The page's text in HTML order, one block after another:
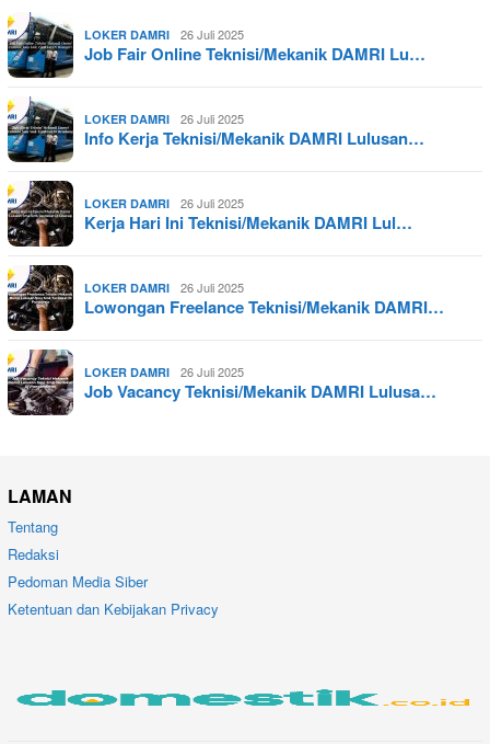
LOKER DAMRI 26 Juli 2025
Job Fair Online Teknisi/Mekanik DAMRI Lu…
LOKER DAMRI 26 Juli 2025
Info Kerja Teknisi/Mekanik DAMRI Lulusan…
LOKER DAMRI 26 Juli 2025
Kerja Hari Ini Teknisi/Mekanik DAMRI Lul…
LOKER DAMRI 26 Juli 2025
Lowongan Freelance Teknisi/Mekanik DAMRI…
LOKER DAMRI 26 Juli 2025
Job Vacancy Teknisi/Mekanik DAMRI Lulusa…
LAMAN
Tentang
Redaksi
Pedoman Media Siber
Ketentuan dan Kebijakan Privacy